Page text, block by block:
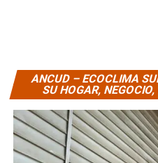
ANCUD – ECOCLIMA
SU HOGAR,